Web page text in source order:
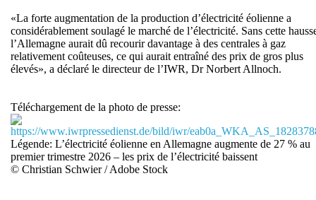
«La forte augmentation de la production d’électricité éolienne a
considérablement soulagé le marché de l’électricité. Sans cette
l’Allemagne aurait dû recourir davantage à des centrales à gaz
relativement coûteuses, ce qui aurait entraîné des prix de gros plus
élevés», a déclaré le directeur de l’IWR, Dr Norbert Allnoch.
Téléchargement de la photo de presse:
https://www.iwrpressedienst.de/bild/iwr/
Légende: L’électricité éolienne en Allemagne augmente de 27 % au
premier trimestre 2026 – les prix de l’électricité baissent
© Christian Schwier / Adobe Stock